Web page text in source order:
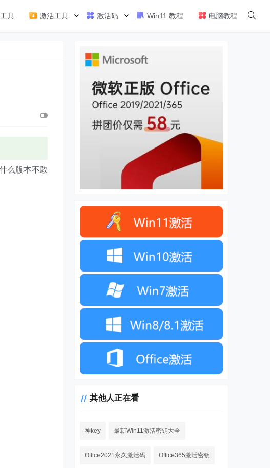
具 激活工具 激活码 Win11 教程 电脑教程
么版本不敢
其他人正在看
神key 最新Win11激活密钥大全
Office2021永久激活码 Office365激活密钥